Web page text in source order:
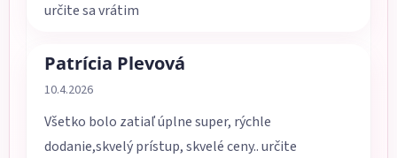
určite sa vrátim
Patrícia Plevová
Hodnotenie obchodu je 5 z 5 hviezdičiek.
10.4.2026
Všetko bolo zatiaľ úplne super, rýchle
dodanie,skvelý prístup, skvelé ceny.. určite